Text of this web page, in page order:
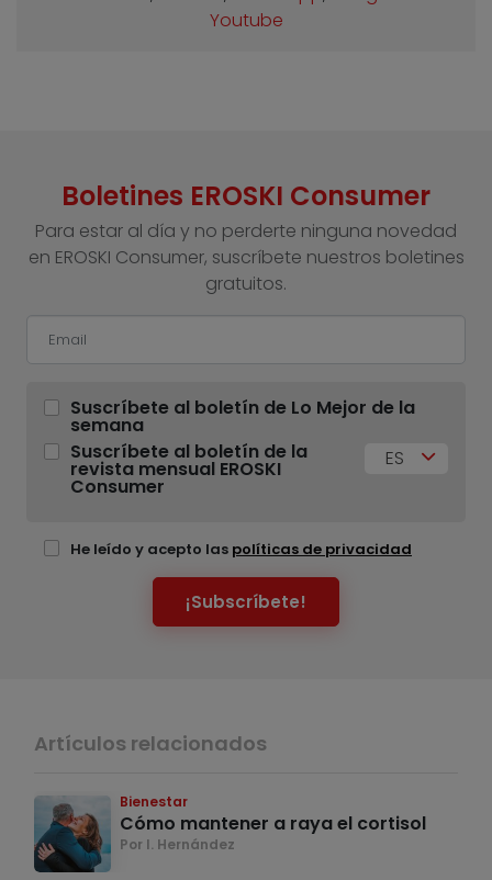
Youtube
Boletines EROSKI Consumer
Para estar al día y no perderte ninguna novedad
en EROSKI Consumer, suscríbete nuestros boletines
gratuitos.
Suscríbete al boletín de Lo Mejor de la
semana
Suscríbete al boletín de la
revista mensual EROSKI
Consumer
ES
He leído y acepto las políticas de privacidad
¡Subscríbete!
Artículos relacionados
Bienestar
Cómo mantener a raya el cortisol
Por I. Hernández